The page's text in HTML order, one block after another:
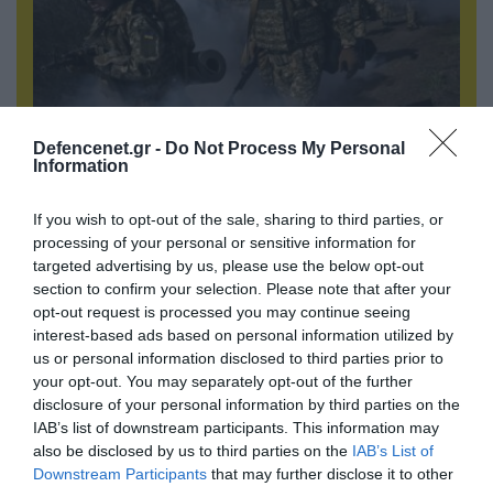
Defencenet.gr - Do Not Process My Personal
Information
If you wish to opt-out of the sale, sharing to third parties, or
processing of your personal or sensitive information for
targeted advertising by us, please use the below opt-out
section to confirm your selection. Please note that after your
opt-out request is processed you may continue seeing
interest-based ads based on personal information utilized by
us or personal information disclosed to third parties prior to
your opt-out. You may separately opt-out of the further
disclosure of your personal information by third parties on the
IAB’s list of downstream participants. This information may
also be disclosed by us to third parties on the IAB’s List of
Downstream Participants that may further disclose it to other
07.08.2026 | 19:02
αντεπίθεση στο Κολομίγτσι: Δείτε το πριν & το
μετά της προσπάθειάς τους (βίντεο)
ΠΟΛΙΤΙΚΗ